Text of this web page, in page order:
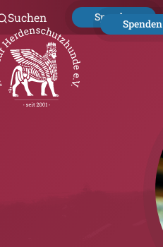
Suchen Spenden
Spenden